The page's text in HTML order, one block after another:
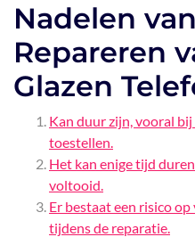
Nadelen
Repareren
Glazen
Kan duur zijn, vooral
toestellen.
Het kan enige tijd
voltooid.
Er bestaat een risico
tijdens de reparatie.